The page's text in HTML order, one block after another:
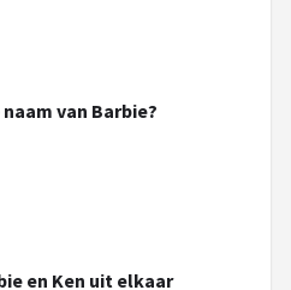
van Barbie?
en Ken uit elkaar